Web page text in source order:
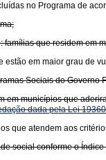
no Programa de
que residem em
em maior grau de
Sociais do Governo
em municípios que
dada pela Lei
que atendem aos
social conforme o